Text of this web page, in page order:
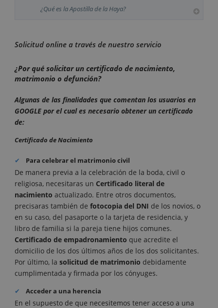
¿Qué es la Apostilla de la Haya?
Solicitud online a través de nuestro servicio
¿Por qué solicitar un certificado de nacimiento,
matrimonio o defunción?
Algunas de las finalidades que comentan los usuarios en
GOOGLE por el cual es necesario obtener un certificado
de:
Certificado de Nacimiento
Para celebrar el matrimonio civil
De manera previa a la celebración de la boda, civil o
religiosa, necesitaras un Certificado literal de
nacimiento actualizado. Entre otros documentos,
precisaras también de fotocopia del DNI de los novios, o
en su caso, del pasaporte o la tarjeta de residencia, y
libro de familia si la pareja tiene hijos comunes.
Certificado de empadronamiento que acredite el
domicilio de los dos últimos años de los dos solicitantes.
Por último, la solicitud de matrimonio debidamente
cumplimentada y firmada por los cónyuges.
Acceder a una herencia
En el supuesto de que necesitemos tener acceso a una